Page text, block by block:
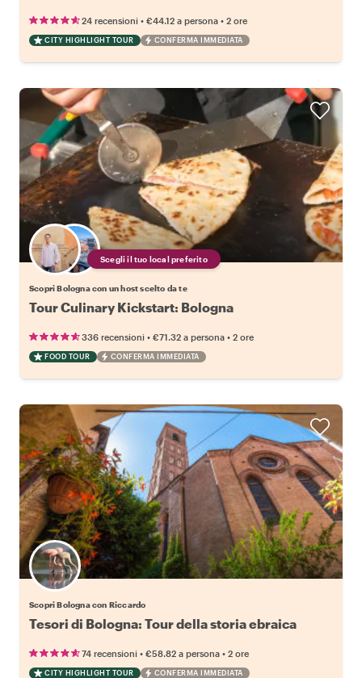
24 recensioni • €44.12 a persona • 2 ore
CITY HIGHLIGHT TOUR CONFERMA IMMEDIATA
Scegli il tuo local preferito
Scopri Bologna con un host scelto da te
Tour Culinary Kickstart: Bologna
336 recensioni • €71.32 a persona • 2 ore
FOOD TOUR CONFERMA IMMEDIATA
Scopri Bologna con Riccardo
Tesori di Bologna: Tour della storia ebraica
74 recensioni • €58.82 a persona • 2 ore
CITY HIGHLIGHT TOUR CONFERMA IMMEDIATA